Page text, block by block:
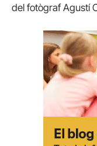
del fotògraf Agustí